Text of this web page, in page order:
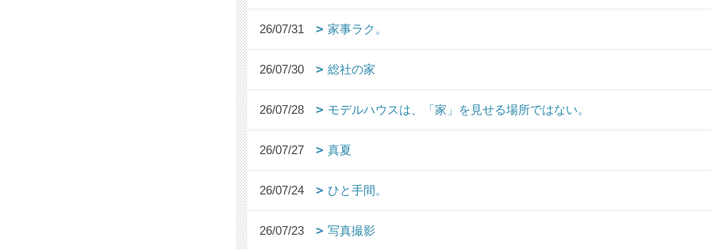
26/07/31 家事ラク。
26/07/30 総社の家
26/07/28 モデルハウスは、「家」を見せる場所ではない。
26/07/27 真夏
26/07/24 ひと手間。
26/07/23 写真撮影